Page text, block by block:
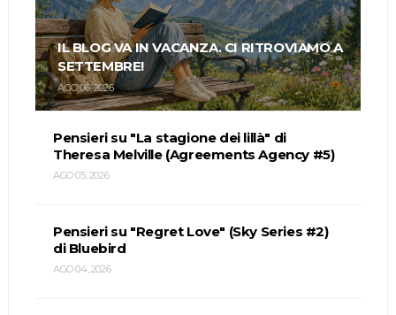
IL BLOG VA IN VACANZA. CI RITROVIAMO A
SETTEMBRE!
AGO 06, 2026
Pensieri su "La stagione dei lillà" di
Theresa Melville (Agreements Agency #5)
AGO 05, 2026
Pensieri su "Regret Love" (Sky Series #2)
di Bluebird
AGO 04, 2026